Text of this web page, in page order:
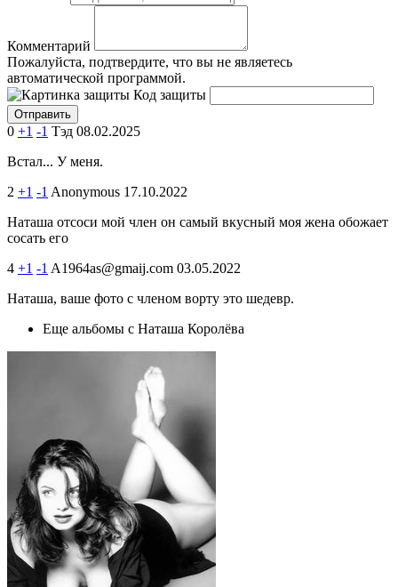
Комментарий
Пожалуйста, подтвердите, что вы не являетесь
автоматической программой.
Код защиты
0 +1 -1 Тэд 08.02.2025
Встал... У меня.
2 +1 -1 Anonymous 17.10.2022
Наташа отсоси мой член он самый вкусный моя жена обожает
сосать его
4 +1 -1 A1964as@gmaij.com 03.05.2022
Наташа, ваше фото с членом ворту это шедевр.
Еще альбомы с Наташа Королёва